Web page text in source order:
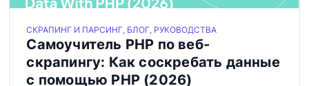
СКРАПИНГ И ПАРСИНГ, БЛОГ, РУКОВОДСТВА
Самоучитель PHP по веб-
скрапингу: Как соскребать данные
с помощью PHP (2026)